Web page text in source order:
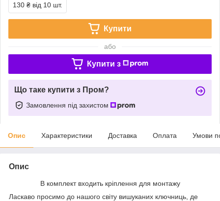
130 ₴ від 10 шт.
Купити
або
Купити з
Що таке купити з Пром?
Замовлення під захистом
Опис Характеристики Доставка Оплата Умови
Опис
В комплект входить кріплення для монтажу
Ласкаво просимо до нашого світу вишуканих ключниць, де